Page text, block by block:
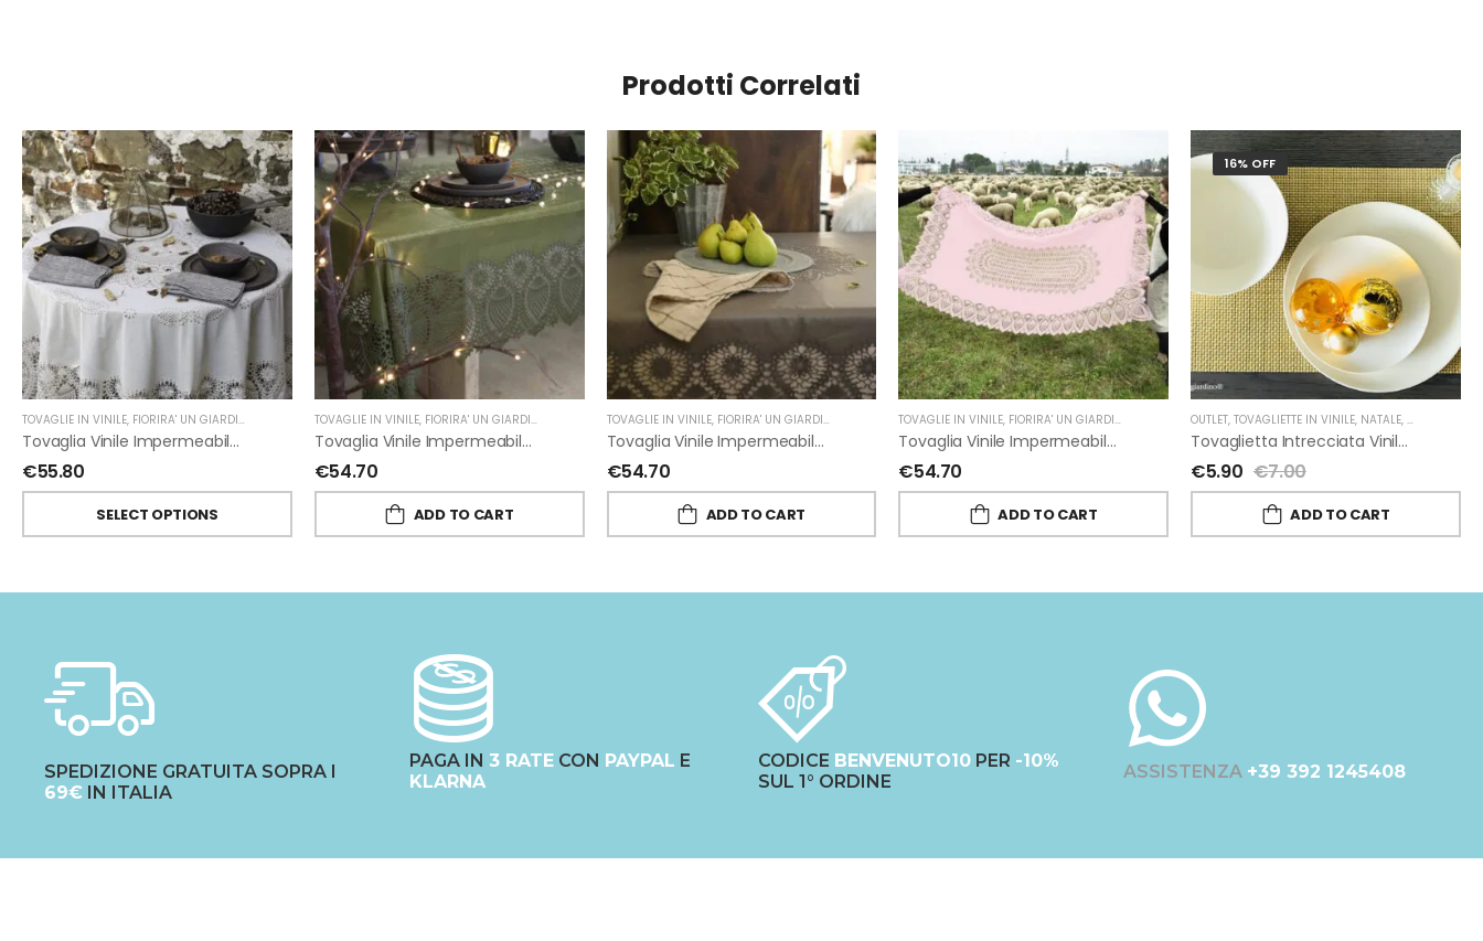
Prodotti Correlati
TOVAGLIE IN VINILE, FIORIRA' UN GIARDINO
Tovaglia Vinile Impermeabile Pizzo Tonda Di Fiorirà Un Giardino
€55.80
SELECT OPTIONS
TOVAGLIE IN VINILE, FIORIRA' UN GIARDINO
Tovaglia Vinile Impermeabile Pizzo Verde Scuro Di Fiorirà Un Giardino
€54.70
ADD TO CART
TOVAGLIE IN VINILE, FIORIRA' UN GIARDINO
Tovaglia Vinile Impermeabile Pizzo Grigio Di Fiorirà Un Giardino
€54.70
ADD TO CART
TOVAGLIE IN VINILE, FIORIRA' UN GIARDINO
Tovaglia Vinile Impermeabile Pizzo Rosa Di Fiorirà Un Giardino
€54.70
ADD TO CART
16% OFF
OUTLET,TOVAGLIETTE IN VINILE, NATALE,FIORIRA' UN
Tovaglietta Intrecciata Vinile Oro Di Fiorirà Un Giardino
€5.90 €7.00
ADD TO CART
SPEDIZIONE GRATUITA SOPRA I
69€ IN ITALIA
PAGA IN 3 RATE CON PAYPAL E
KLARNA
CODICE BENVENUTO10 PER -10%
SUL 1° ORDINE
ASSISTENZA +39 392 1245408